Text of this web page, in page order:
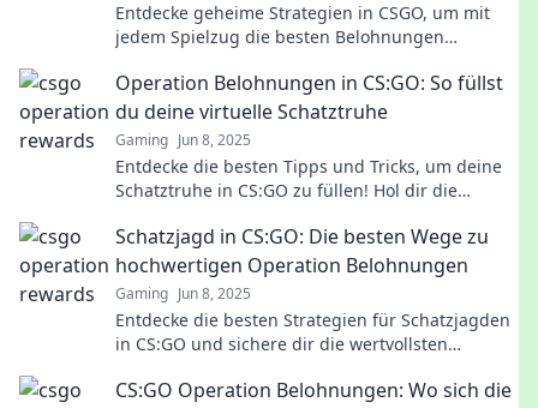
Entdecke geheime Strategien in CSGO, um mit
jedem Spielzug die besten Belohnungen
Operation Belohnungen in CS:GO: So füllst
du deine virtuelle Schatztruhe
Gaming Jun 8, 2025
Entdecke die besten Tipps und Tricks, um deine
Schatztruhe in CS:GO zu füllen! Hol dir die
Schatzjagd in CS:GO: Die besten Wege zu
hochwertigen Operation Belohnungen
Gaming Jun 8, 2025
Entdecke die besten Strategien für Schatzjagden
in CS:GO und sichere dir die wertvollsten
CS:GO Operation Belohnungen: Wo sich die